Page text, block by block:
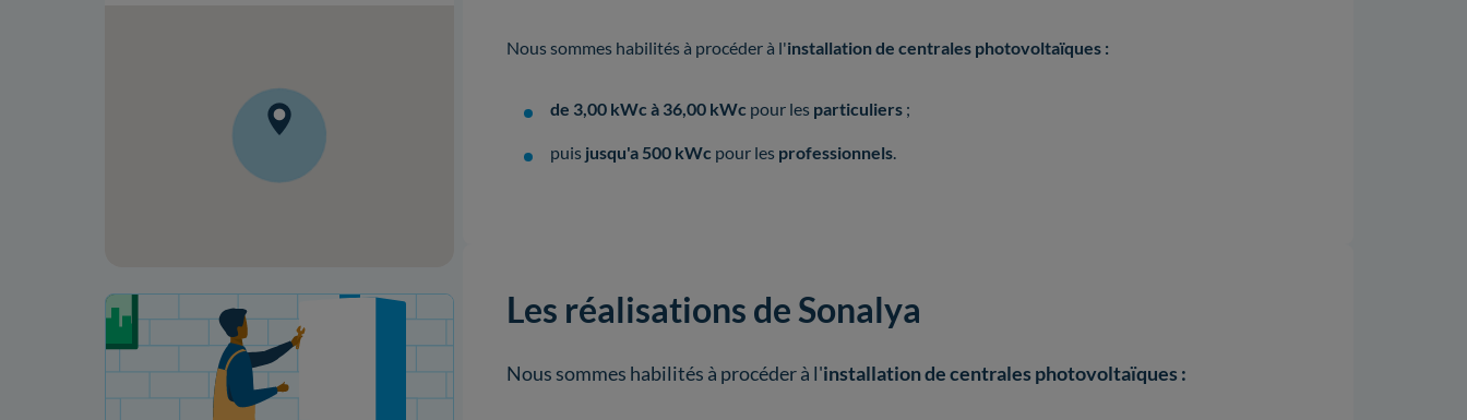
Votre projet de rénovation
Nous sommes habilités à procéder à l'installation de centrales photovoltaïques :
de 3,00 kWc à 36,00 kWc pour les particuliers ;
puis jusqu'a 500 kWc pour les professionnels.
Les réalisations de Sonalya
Nous sommes habilités à procéder à l'installation de centrales photovoltaïques :